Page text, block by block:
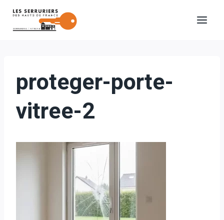
Aller
proteger-porte-
vitree-2